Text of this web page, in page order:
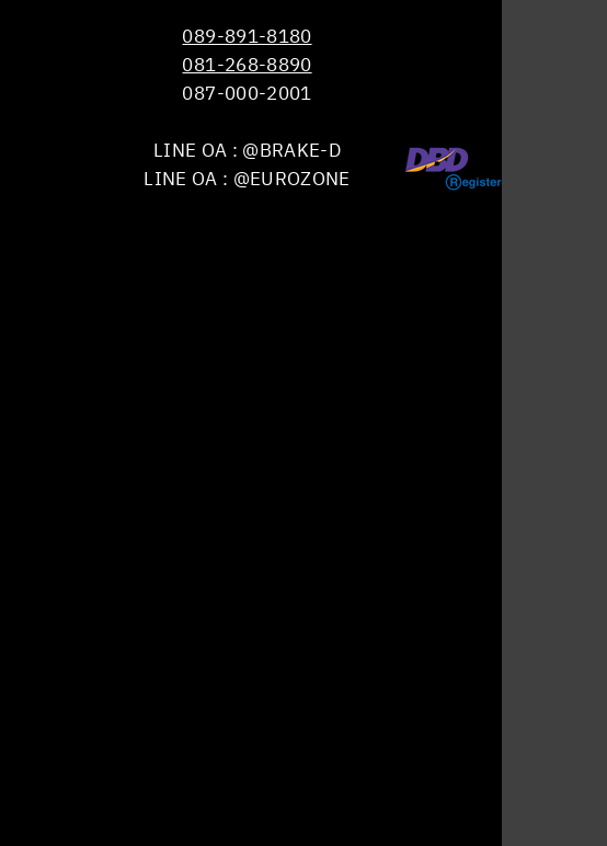
089-891-8180
081-268-8890
087-000-2001
LINE OA : @BRAKE-D
LINE OA : @EUROZONE